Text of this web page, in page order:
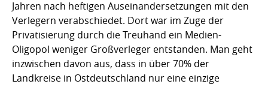
Jahren nach heftigen Auseinandersetzungen mit den
Verlegern verabschiedet. Dort war im Zuge der
Privatisierung durch die Treuhand ein Medien-
Oligopol weniger Großverleger entstanden. Man geht
inzwischen davon aus, dass in über 70% der
Landkreise in Ostdeutschland nur eine einzige